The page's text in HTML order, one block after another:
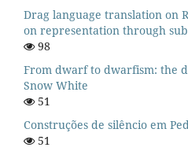
Drag language translation on
on representation through
98
From dwarf to dwarfism: the
Snow White
51
Construções de silêncio em
51